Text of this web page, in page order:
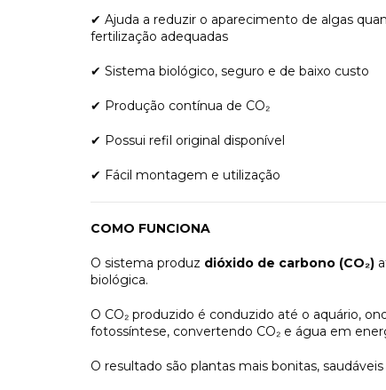
✔ Ajuda a reduzir o aparecimento de algas
fertilização adequadas
✔ Sistema biológico, seguro e de baixo custo
✔ Produção contínua de CO₂
✔ Possui refil original disponível
✔ Fácil montagem e utilização
COMO FUNCIONA
O sistema produz dióxido de carbono (CO₂)
biológica.
O CO₂ produzido é conduzido até o aquário,
fotossíntese, convertendo CO₂ e água em
O resultado são plantas mais bonitas,